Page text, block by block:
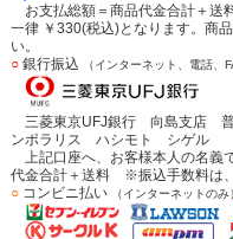
お支払総額＝商品代金合計＋送
一律 ￥330(税込)となります。商
い。
○銀行振込 （インターネット、電話、
三菱東京UFJ銀行 向島支店
ンポラリス ハシモト シゲル
上記口座へ、お客様本人の名義
代金合計＋送料 ※振込手数料は、
○コンビニ払い （インターネットのみ